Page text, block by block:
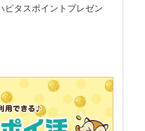
ピタスポイントプレゼン